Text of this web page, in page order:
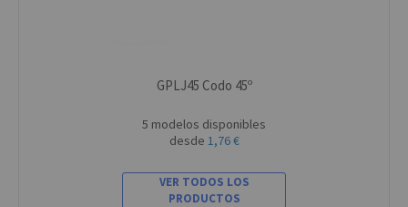
GPLJ45 Codo 45º
5 modelos disponibles
desde 1,76 €
VER TODOS LOS
PRODUCTOS